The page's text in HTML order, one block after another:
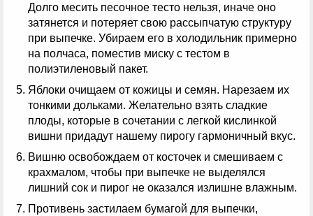
Долго месить песочное тесто нельзя, иначе оно
затянется и потеряет свою рассыпчатую структуру
при выпечке. Убираем его в холодильник примерно
на полчаса, поместив миску с тестом в
полиэтиленовый пакет.
Яблоки очищаем от кожицы и семян. Нарезаем их
тонкими дольками. Желательно взять сладкие
плоды, которые в сочетании с легкой кислинкой
вишни придадут нашему пирогу гармоничный вкус.
Вишню освобождаем от косточек и смешиваем с
крахмалом, чтобы при выпечке не выделялся
лишний сок и пирог не оказался излишне влажным.
Противень застилаем бумагой для выпечки,